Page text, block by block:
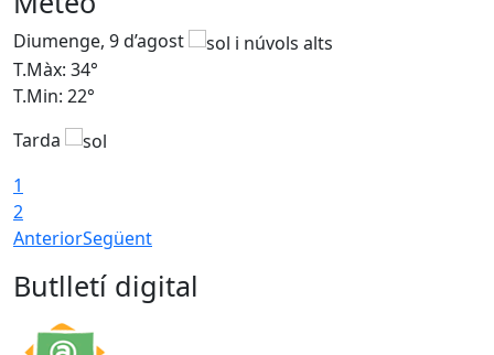
Diumenge, 9 d’agost
T.Màx: 34°
T.Min: 22°
Tarda
1
2
AnteriorSegüent
Butlletí digital